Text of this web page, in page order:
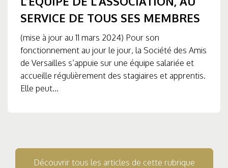
SERVICE DE TOUS SES MEMBRES
(mise à jour au 11 mars 2024) Pour son
fonctionnement au jour le jour, la Société des Amis
de Versailles s’appuie sur une équipe salariée et
accueille régulièrement des stagiaires et apprentis.
Elle peut...
Découvrir tous les articles de cette rubrique